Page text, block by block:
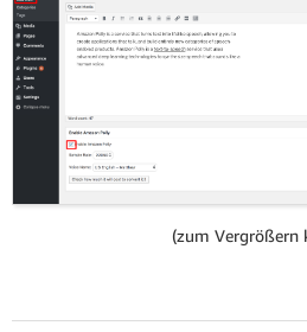
b. Wählen Sie auf der linken
(zum Vergrößern